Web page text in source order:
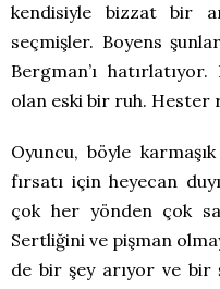
kendisiyle bizzat bir
seçmişler. Boyens
Bergman’ı
olan eski bir ruh. Hester
Oyuncu, böyle
fırsatı için heyecan
çok her yönden çok
Sertliğini ve pişman
de bir şey arıyor ve bir